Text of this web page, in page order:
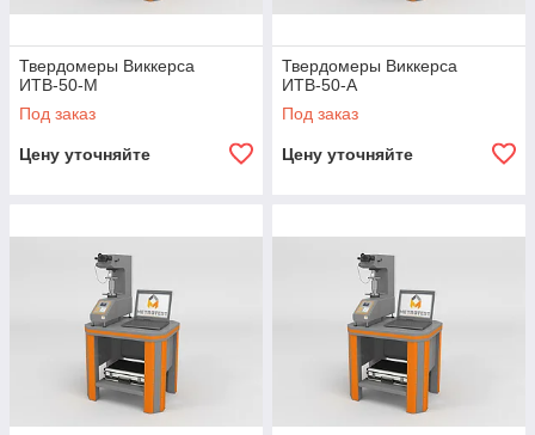
Твердомеры Виккерса
ИТВ-50-М
Под заказ
Цену уточняйте
Твердомеры Виккерса
ИТВ-50-А
Под заказ
Цену уточняйте